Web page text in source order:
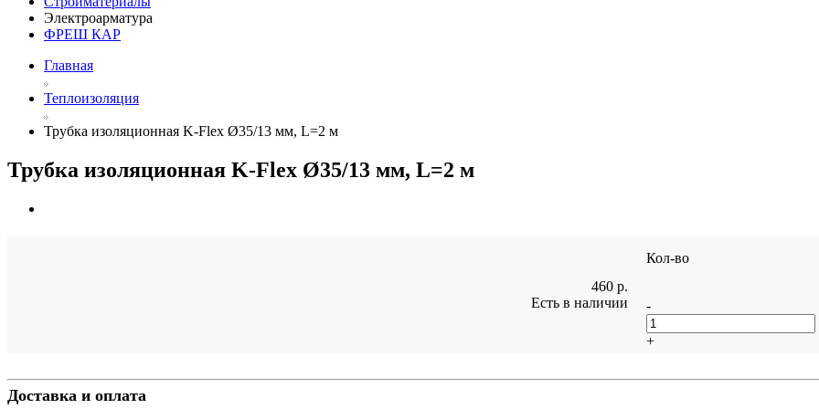
Электроарматура
ФРЕШ КАР
Главная
Теплоизоляция
Трубка изоляционная K-Flex Ø35/13 мм, L=2 м
Трубка изоляционная K-Flex Ø35/13 мм, L=2 м
460 р.
Есть в наличии
Кол-во
-
+
Доставка и оплата